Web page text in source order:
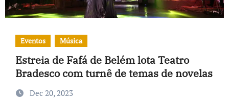
Eventos Música
Estreia de Fafá de Belém lota Teatro
Bradesco com turnê de temas de novelas
Dec 20, 2023